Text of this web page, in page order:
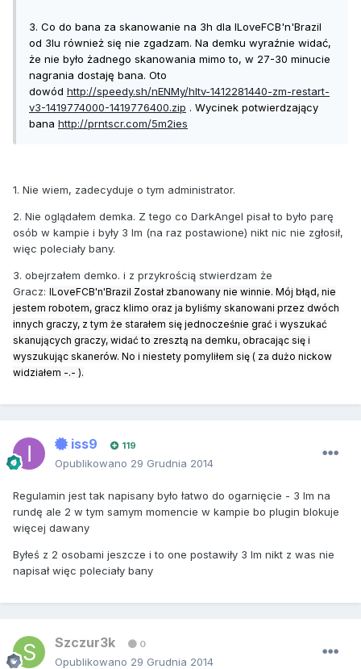
3. Co do bana za skanowanie na 3h dla ILoveFCB'n'Brazil
od 3lu również się nie zgadzam. Na demku wyraźnie widać,
że nie było żadnego skanowania mimo to, w 27-30 minucie
nagrania dostaję bana. Oto
dowód http://speedy.sh/nENMy/hltv-1412281440-zm-restart-
v3-1419774000-1419776400.zip . Wycinek potwierdzający
bana http://prntscr.com/5m2ies
1. Nie wiem, zadecyduje o tym administrator.
2. Nie oglądałem demka. Z tego co DarkAngel pisał to było parę
osób w kampie i były 3 lm (na raz postawione) nikt nic nie zgłosił,
więc poleciały bany.
3. obejrzałem demko. i z przykrością stwierdzam że
Gracz: ILoveFCB'n'Brazil Został zbanowany nie winnie. Mój błąd, nie
jestem robotem, gracz klimo oraz ja byliśmy skanowani przez dwóch
innych graczy, z tym że starałem się jednocześnie grać i wyszukać
skanujących graczy, widać to zresztą na demku, obracając się i
wyszukując skanerów. No i niestety pomyliłem się ( za dużo nickow
widziałem -.- ).
iss9 119
Opublikowano 29 Grudnia 2014
Regulamin jest tak napisany było łatwo do ogarnięcie - 3 lm na
rundę ale 2 w tym samym momencie w kampie bo plugin blokuje
więcej dawany
Byłeś z 2 osobami jeszcze i to one postawiły 3 lm nikt z was nie
napisał więc poleciały bany
Szczur3k 0
Opublikowano 29 Grudnia 2014